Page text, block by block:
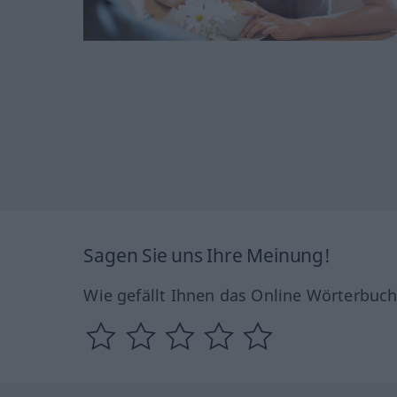
Sagen Sie uns Ihre Meinung!
Wie gefällt Ihnen das Online